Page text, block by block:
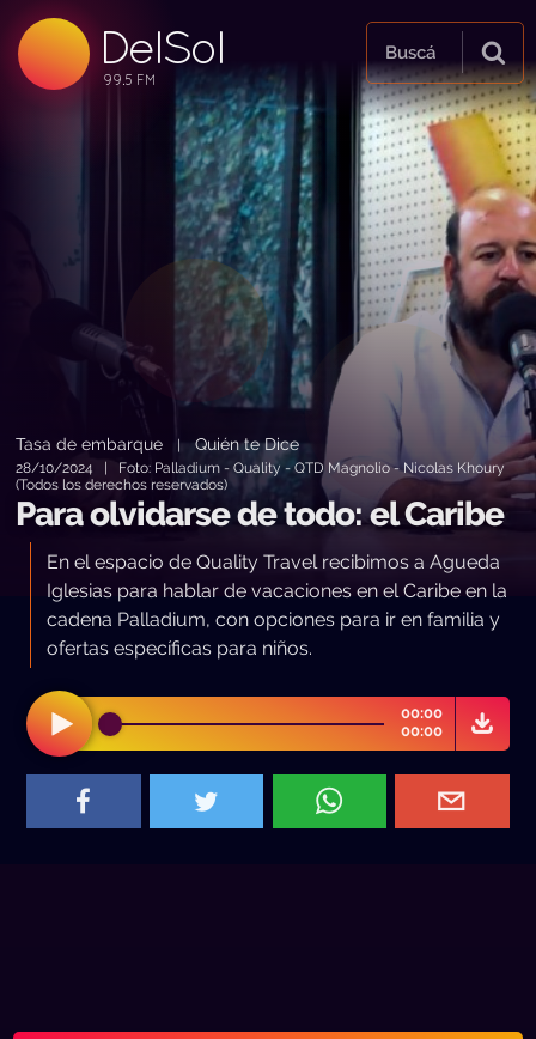
DelSol
99.5 FM
99.5 FM
99.5 FM
Buscá
Tasa de embarque |Quién te Dice
28/10/2024 | Foto: Palladium - Quality - QTD Magnolio - Nicolas Khoury
(Todos los derechos reservados)
Para olvidarse de todo: el Caribe
En el espacio de Quality Travel recibimos a Agueda
Iglesias para hablar de vacaciones en el Caribe en la
cadena Palladium, con opciones para ir en familia y
ofertas específicas para niños.
00:00
00:00